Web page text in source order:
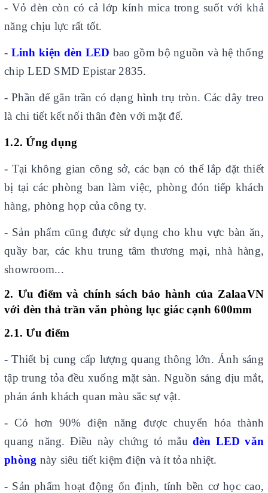
- Vỏ đèn còn có cả lớp kính mica trong suốt với khả
năng chịu lực rất tốt.
- Linh kiện đèn LED bao gồm bộ nguồn và hệ thống
chip LED SMD Epistar 2835.
- Phần đế gắn trần có dạng hình trụ tròn. Các dây treo
là chi tiết kết nối thân đèn với mặt đế.
1.2. Ứng dụng
- Tại không gian công sở, các bạn có thể lắp đặt thiết
bị tại các phòng ban làm việc, phòng đón tiếp khách
hàng, phòng họp của công ty.
- Sản phẩm cũng được sử dụng cho khu vực bàn ăn,
quầy bar, các khu trung tâm thương mại, nhà hàng,
showroom...
2. Ưu điểm và chính sách bảo hành của ZalaaVN
với đèn thả trần văn phòng lục giác cạnh 600mm
2.1. Ưu điểm
- Thiết bị cung cấp lượng quang thông lớn. Ánh sáng
tập trung tỏa đều xuống mặt sàn. Nguồn sáng dịu mắt,
phản ánh khách quan màu sắc sự vật.
- Có hơn 90% điện năng được chuyển hóa thành
quang năng. Điều này chứng tỏ mẫu đèn LED văn
phòng này siêu tiết kiệm điện và ít tỏa nhiệt.
- Sản phẩm hoạt động ổn định, tính bền cơ học cao,